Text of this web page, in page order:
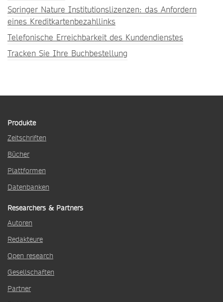
Springer Nature Institutionslizenzen: das Anfordern
eines Kreditkartenbezahllinks
Telefonische Erreichbarkeit des Kundendienstes
Tracken Sie Ihre Buchbestellung
Produkte
Zeitschriften
Bücher
Plattformen
Datenbanken
Researchers & Partners
Autoren
Redakteure
Open research
Gesellschaften
Partner